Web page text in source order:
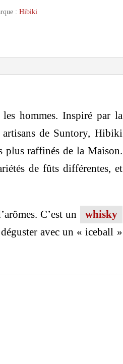
: Hibiki
hommes. Inspiré par la
de Suntory, Hibiki
plus raffinés de la Maison.
de fûts différentes, et
C’est un
whisky
avec un « iceball »